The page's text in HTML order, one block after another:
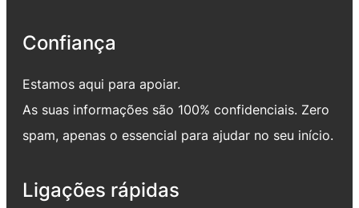
Confiança
Estamos aqui para apoiar.
As suas informações são 100% confidenciais. Zero
spam, apenas o essencial para ajudar no seu início.
Ligações rápidas